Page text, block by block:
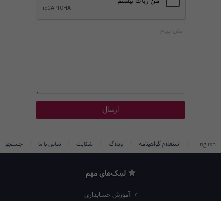
English استعلام گواهینامه وبلاگ شکایت تماس با ما جستجو
لینک‌های مهم
آموزش حسابداری